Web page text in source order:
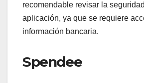
recomendable revisar la
aplicación, ya que se requiere
información bancaria.
Spendee